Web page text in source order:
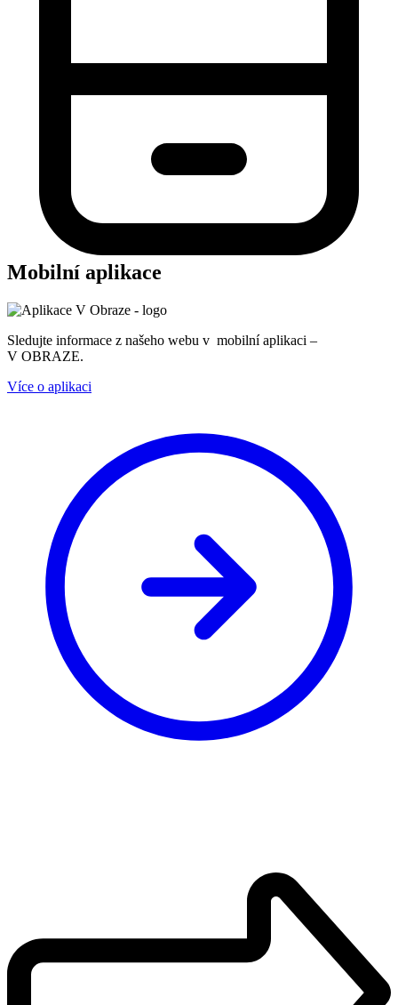
Mobilní aplikace
Sledujte informace z našeho webu v mobilní aplikaci –
V OBRAZE.
Více o aplikaci